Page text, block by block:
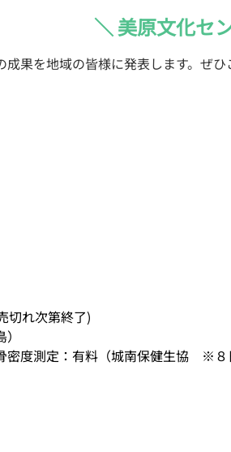
＼ 美原文化セ
果を地域の皆様に発表します。ぜひ
れ次第終了)
度測定：有料（城南保健生協 ※８